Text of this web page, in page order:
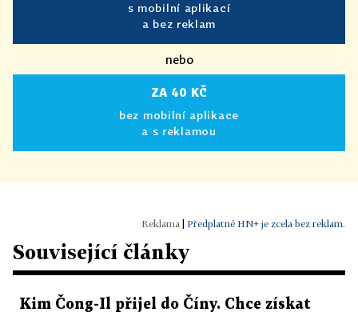
s mobilní aplikací
a bez reklam
nebo
ZA 40 KČ
bez mobilní aplikace
a s reklamou
Předplatné HN+ je zcela bez reklam.
Související články
Kim Čong-Il přijel do Číny. Chce získat